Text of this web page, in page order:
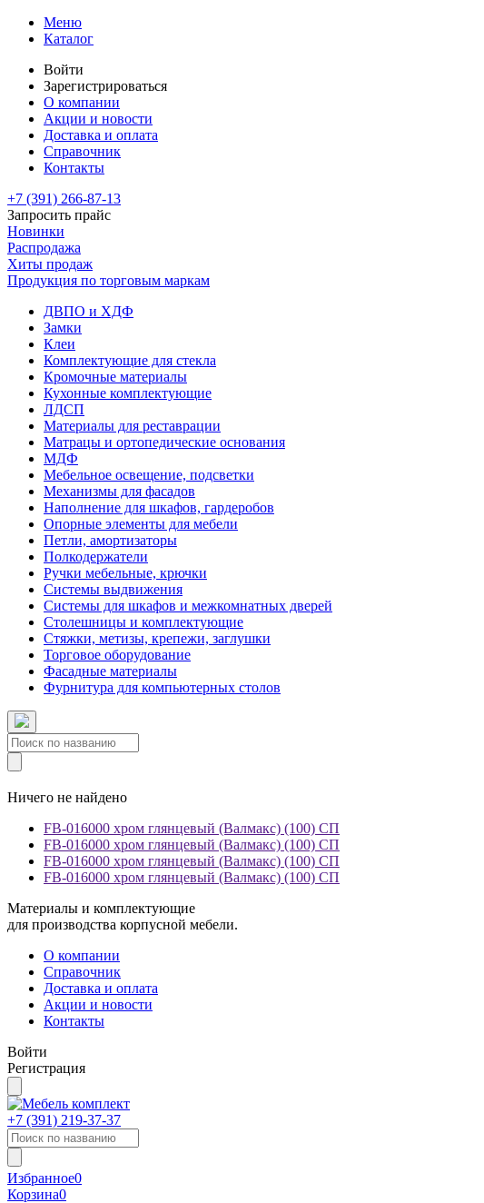
Меню
Каталог
Войти
Зарегистрироваться
О компании
Акции и новости
Доставка и оплата
Справочник
Контакты
+7 (391) 266-87-13
Запросить прайс
Новинки
Распродажа
Хиты продаж
Продукция по торговым маркам
ДВПО и ХДФ
Замки
Клеи
Комплектующие для стекла
Кромочные материалы
Кухонные комплектующие
ЛДСП
Материалы для реставрации
Матрацы и ортопедические основания
МДФ
Мебельное освещение, подсветки
Механизмы для фасадов
Наполнение для шкафов, гардеробов
Опорные элементы для мебели
Петли, амортизаторы
Полкодержатели
Ручки мебельные, крючки
Системы выдвижения
Системы для шкафов и межкомнатных дверей
Столешницы и комплектующие
Стяжки, метизы, крепежи, заглушки
Торговое оборудование
Фасадные материалы
Фурнитура для компьютерных столов
Ничего не найдено
FB-016000 хром глянцевый (Валмакс) (100) СП
FB-016000 хром глянцевый (Валмакс) (100) СП
FB-016000 хром глянцевый (Валмакс) (100) СП
FB-016000 хром глянцевый (Валмакс) (100) СП
Материалы и комплектующие
для производства корпусной мебели.
О компании
Справочник
Доставка и оплата
Акции и новости
Контакты
Войти
Регистрация
+7 (391) 219-37-37
Избранное0
Корзина0